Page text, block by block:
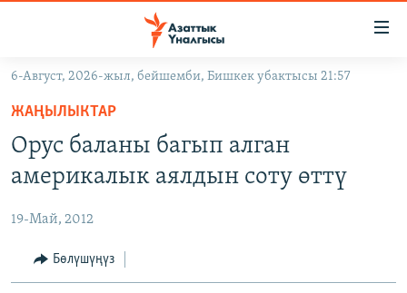
Навигацияга
өтүңүз
Издөөгө
салыңыз
КЫРГЫЗСТАН
КЫРГЫЗСТАН
ЭКОНОМИКА
МАДАНИЯТ
ДҮЙНӨ
БОРБОР АЗИЯ
УКРАИНА
АТАЙЫН ИЛИКТӨӨ
ТВ ПРОГРАММАЛАР
6-Август, 2026-жыл, бейшемби, Бишкек убактысы 21:57
ЖАҢЫЛЫКТАР
Орус баланы багып алган
америкалык аялдын соту өттү
19-Май, 2012
Бөлүшүңүз